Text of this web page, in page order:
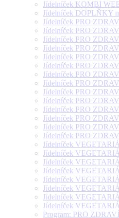
Jídelníček KOMBI
Jídelníček DOPLŇKY
Jídelníček PRO
Jídelníček PRO
Jídelníček PRO
Jídelníček PRO
Jídelníček PRO
Jídelníček PRO
Jídelníček PRO
Jídelníček PRO
Jídelníček PRO
Jídelníček PRO
Jídelníček PRO
Jídelníček PRO
Jídelníček PRO
Jídelníček PRO
Jídelníček
Jídelníček
Jídelníček
Jídelníček
Jídelníček
Jídelníček
Jídelníček
Jídelníček
Program: PRO